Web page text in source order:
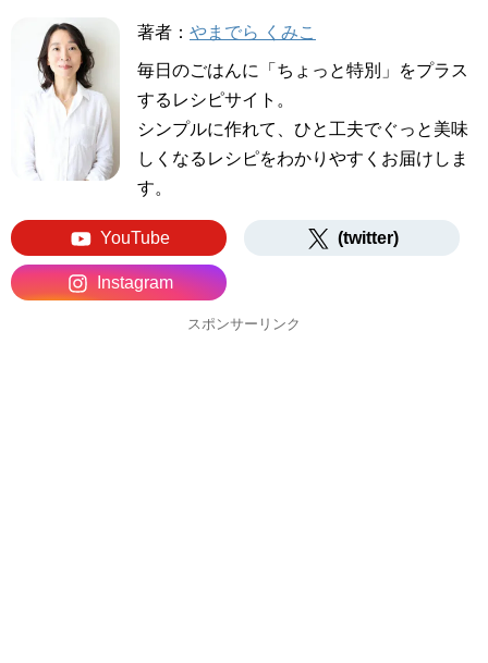
著者： やまでら くみこ
毎日のごはんに「ちょっと特別」をプラス
するレシピサイト。
シンプルに作れて、ひと工夫でぐっと美味
しくなるレシピをわかりやすくお届けしま
す。
YouTube (twitter)
Instagram
スポンサーリンク